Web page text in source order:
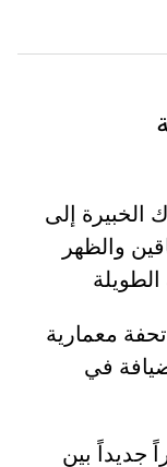
الخبيرة إلى
والظهر
معمارية
في
جديداً بين